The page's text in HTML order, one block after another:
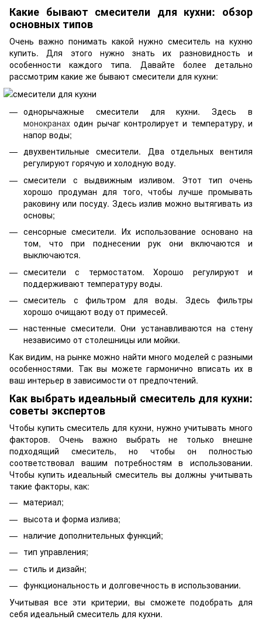
Какие бывают смесители для кухни: обзор
основных типов
Очень важно понимать какой нужно смеситель на кухню
купить. Для этого нужно знать их разновидность и
особенности каждого типа. Давайте более детально
рассмотрим какие же бывают смесители для кухни:
однорычажные смесители для кухни. Здесь в
монокранах один рычаг контролирует и температуру, и
напор воды;
двухвентильные смесители. Два отдельных вентиля
регулируют горячую и холодную воду.
смесители с выдвижным изливом. Этот тип очень
хорошо продуман для того, чтобы лучше промывать
раковину или посуду. Здесь излив можно вытягивать из
основы;
сенсорные смесители. Их использование основано на
том, что при поднесении рук они включаются и
выключаются.
смесители с термостатом. Хорошо регулируют и
поддерживают температуру воды.
смеситель с фильтром для воды. Здесь фильтры
хорошо очищают воду от примесей.
настенные смесители. Они устанавливаются на стену
независимо от столешницы или мойки.
Как видим, на рынке можно найти много моделей с разными
особенностями. Так вы можете гармонично вписать их в
ваш интерьер в зависимости от предпочтений.
Как выбрать идеальный смеситель для кухни:
советы экспертов
Чтобы купить смеситель для кухни, нужно учитывать много
факторов. Очень важно выбрать не только внешне
подходящий смеситель, но чтобы он полностью
соответствовал вашим потребностям в использовании.
Чтобы купить идеальный смеситель вы должны учитывать
такие факторы, как:
материал;
высота и форма излива;
наличие дополнительных функций;
тип управления;
стиль и дизайн;
функциональность и долговечность в использовании.
Учитывая все эти критерии, вы сможете подобрать для
себя идеальный смеситель для кухни.